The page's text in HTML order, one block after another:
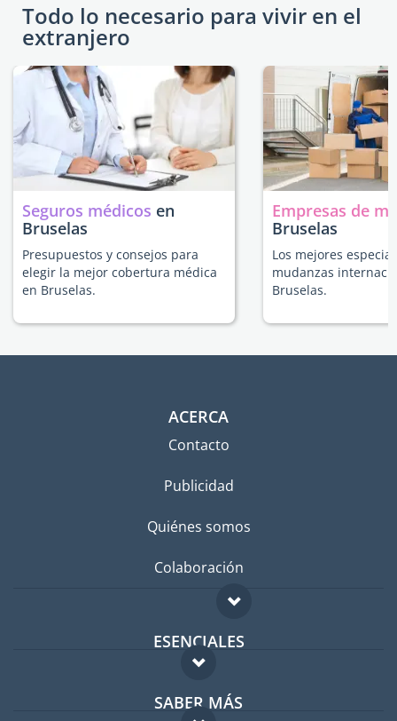
Todo lo necesario para vivir en el
extranjero
Seguros médicos en
Bruselas
Presupuestos y consejos para
elegir la mejor cobertura médica
en Bruselas.
Empresas de
Bruselas
Los mejores
mudanzas
Bruselas.
ACERCA
Contacto
Publicidad
Quiénes somos
Colaboración
ESENCIALES
Foro para expatriados
Guía para expatriados
SABER MÁS